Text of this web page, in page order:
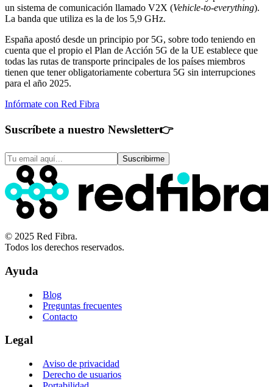
un sistema de comunicación llamado V2X (Vehicle-to-everything).
La banda que utiliza es la de los 5,9 GHz.
España apostó desde un principio por 5G, sobre todo teniendo en
cuenta que el propio el Plan de Acción 5G de la UE establece que
todas las rutas de transporte principales de los países miembros
tienen que tener obligatoriamente cobertura 5G sin interrupciones
para el año 2025.
Infórmate con Red Fibra
Suscríbete a nuestro Newsletter👉
Suscribirme
© 2025 Red Fibra.
Todos los derechos reservados.
Ayuda
Blog
Preguntas frecuentes
Contacto
Legal
Aviso de privacidad
Derecho de usuarios